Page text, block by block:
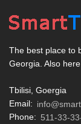
The best place to
Georgia. Also
Tbilisi, Goergia
Email:
Phone: 511-33-